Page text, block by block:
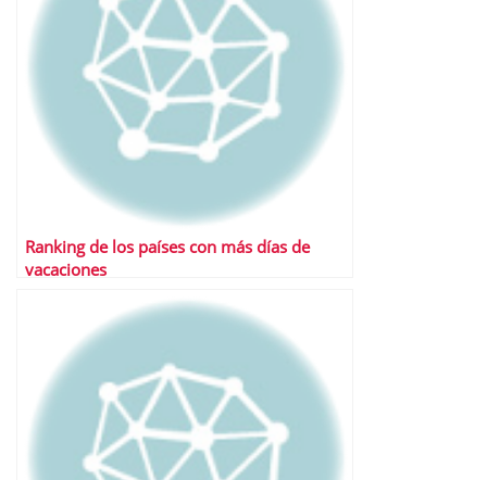
Ranking de los países con más días de
vacaciones